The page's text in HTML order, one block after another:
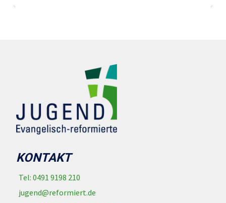
KONTAKT
Tel: 0491 9198 210
jugend@reformiert.de